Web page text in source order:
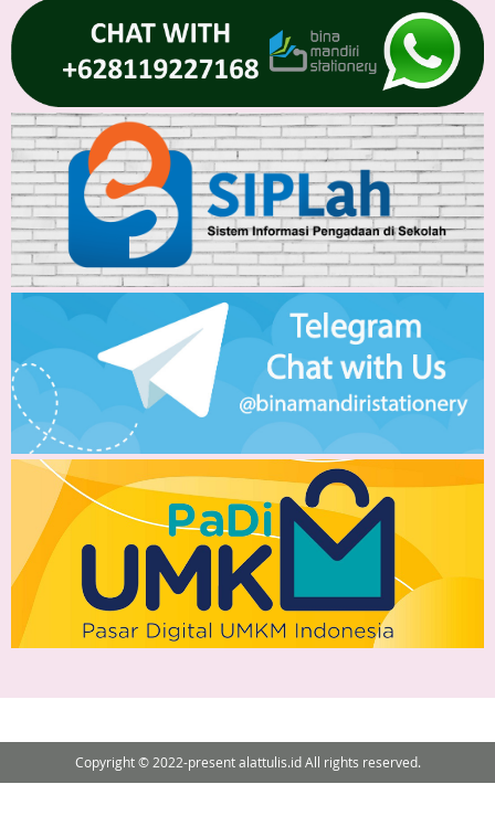
Copyright © 2022-present alattulis.id All rights reserved.